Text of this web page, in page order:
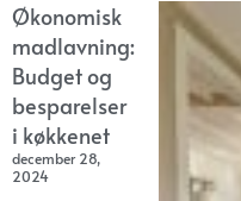
Økonomisk
madlavning:
Budget og
besparelser
i køkkenet
december 28,
2024